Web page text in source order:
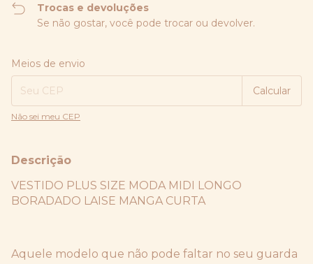
Trocas e devoluções
Se não gostar, você pode trocar ou devolver.
Entregas para o CEP:
Meios de envio
Calcular
Não sei meu CEP
Descrição
VESTIDO PLUS SIZE MODA MIDI LONGO
BORADADO LAISE MANGA CURTA
Aquele modelo que não pode faltar no seu guarda